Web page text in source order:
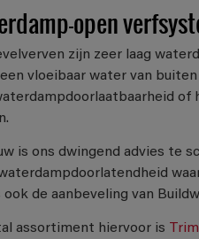
open
zijn zeer laag
vloeibaar water van
of
is ons dwingend advies te
de aanbeveling van
assortiment hiervoor is